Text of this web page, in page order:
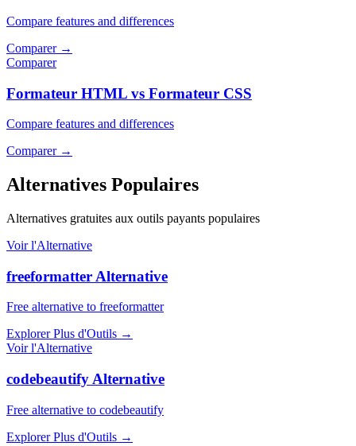
Compare features and differences
Comparer→
Comparer
Formateur HTML vs Formateur CSS
Compare features and differences
Comparer→
Alternatives Populaires
Alternatives gratuites aux outils payants populaires
Voir l'Alternative
freeformatter Alternative
Free alternative to freeformatter
Explorer Plus d'Outils →
Voir l'Alternative
codebeautify Alternative
Free alternative to codebeautify
Explorer Plus d'Outils →